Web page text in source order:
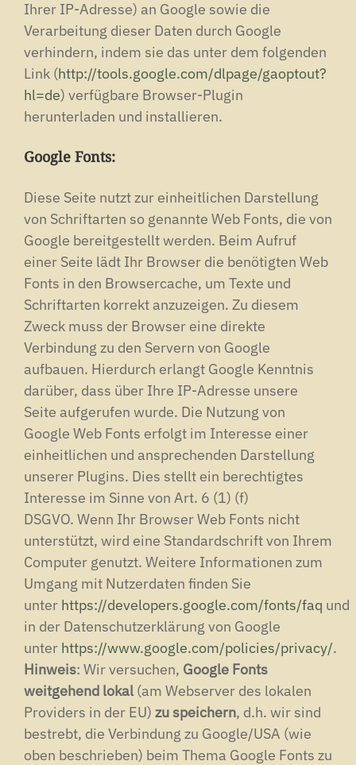
Ihrer IP-Adresse) an Google sowie die
Verarbeitung dieser Daten durch Google
verhindern, indem sie das unter dem folgenden
Link (http://tools.google.com/dlpage/gaoptout?
hl=de) verfügbare Browser-Plugin
herunterladen und installieren.
Google Fonts:
Diese Seite nutzt zur einheitlichen Darstellung
von Schriftarten so genannte Web Fonts, die von
Google bereitgestellt werden. Beim Aufruf
einer Seite lädt Ihr Browser die benötigten Web
Fonts in den Browsercache, um Texte und
Schriftarten korrekt anzuzeigen. Zu diesem
Zweck muss der Browser eine direkte
Verbindung zu den Servern von Google
aufbauen. Hierdurch erlangt Google Kenntnis
darüber, dass über Ihre IP-Adresse unsere
Seite aufgerufen wurde. Die Nutzung von
Google Web Fonts erfolgt im Interesse einer
einheitlichen und ansprechenden Darstellung
unserer Plugins. Dies stellt ein berechtigtes
Interesse im Sinne von Art. 6 (1) (f)
DSGVO. Wenn Ihr Browser Web Fonts nicht
unterstützt, wird eine Standardschrift von Ihrem
Computer genutzt. Weitere Informationen zum
Umgang mit Nutzerdaten finden Sie
unter https://developers.google.com/fonts/faq und
in der Datenschutzerklärung von Google
unter https://www.google.com/policies/privacy/.
Hinweis: Wir versuchen, Google Fonts
weitgehend lokal(am Webserver des lokalen
Providers in der EU) zu speichern, d.h. wir sind
bestrebt, die Verbindung zu Google/USA (wie
oben beschrieben) beim Thema Google Fonts zu